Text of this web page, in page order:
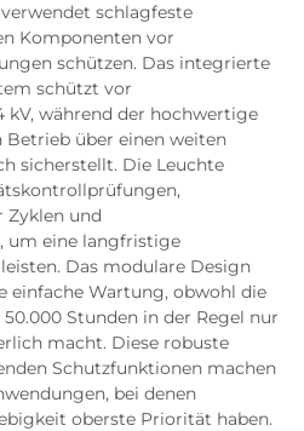
schlagfeste
Komponenten vor
schützen. Das integrierte
schützt vor
kV, während der hochwertige
Betrieb über einen weiten
sicherstellt. Die Leuchte
Zyklen und
um eine langfristige
Das modulare Design
einfache Wartung, obwohl die
Stunden in der Regel nur
macht. Diese robuste
Schutzfunktionen machen
bei denen
oberste Priorität haben.